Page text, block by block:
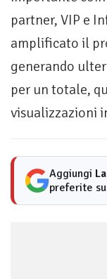
partner, VIP e
amplificato il
generando
per un totale,
visualizzazioni
Aggiungi
preferite